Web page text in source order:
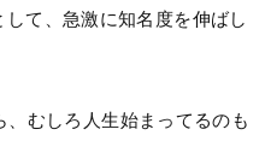
て、急激に知名度を伸ばし
むしろ人生始まってるのも